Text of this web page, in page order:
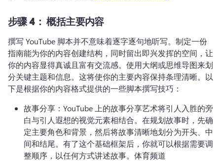
步骤 4：概括主要内容
撰写 YouTube 脚本并不意味着逐字逐句地听写。 制定一份
指南能为你的内容创建结构，同时留出即兴发挥的空间，让
你的内容显得真诚且富有交流感。 使用大纲或思维导图来划
分关键主题和信息。 这将使你的主要内容保持条理清晰。 以
下是根据你的内容格式提供的一些脚本撰写技巧：
故事分享：YouTube 上的故事分享艺术将引人入胜的旁
白与引人遐想的视觉元素相结合。 在规划故事时，先确
定主要角色和背景，然后将故事清晰地划分为开头、中
间和结尾。 有了这个基础框架后，你就可以根据需要调
整顺序，以任何方式讲述故事。 体育频道